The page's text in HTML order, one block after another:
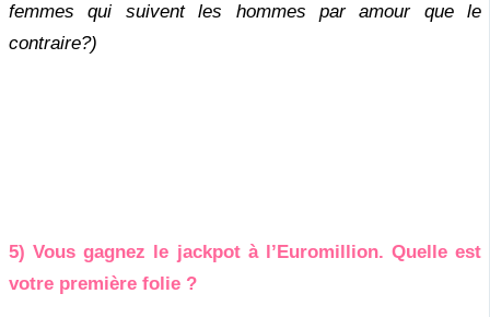
femmes qui suivent les hommes par amour que le
contraire?)
5) Vous gagnez le jackpot à l’Euromillion. Quelle est
votre première folie ?